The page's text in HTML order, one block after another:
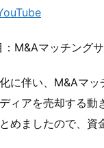
：M&Aマッチング
に伴い、M&Aマ
ィアを売却する動
めましたので、資